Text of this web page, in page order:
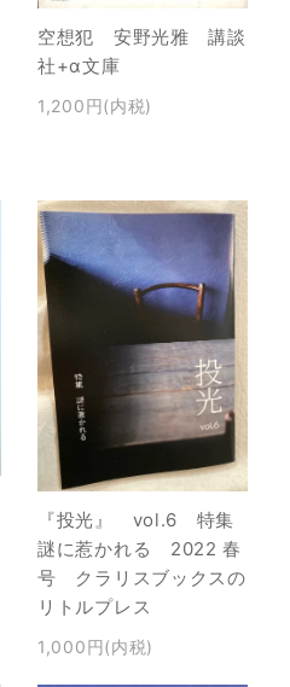
空想犯 安野光雅 講談
社+α文庫
1,200円(内税)
『投光』 vol.6 特集
謎に惹かれる 2022 春
号 クラリスブックスの
リトルプレス
1,000円(内税)